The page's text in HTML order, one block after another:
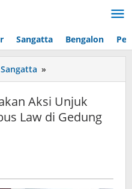
Sangatta Bengalon
Sangatta »
Kutim
Aksi
Unjuk
di
Aksi Unjuk
Law di Gedung